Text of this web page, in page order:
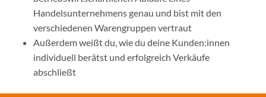
Handelsunternehmens genau und bist mit den
verschiedenen Warengruppen vertraut
Außerdem weißt du, wie du deine Kunden:innen
individuell berätst und erfolgreich Verkäufe
abschließt